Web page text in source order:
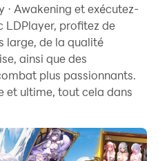
· Awakening sur
qui veut ouvrir un
et Synchronisation
le premier tirage.Vous
plusieurs émulateurs et
votre compte
le héros que vous aimez.
· Awakening et exécutez-
LDPlayer, profitez de
large, de la qualité
ainsi que des
plus passionnants.
et ultime, tout cela dans